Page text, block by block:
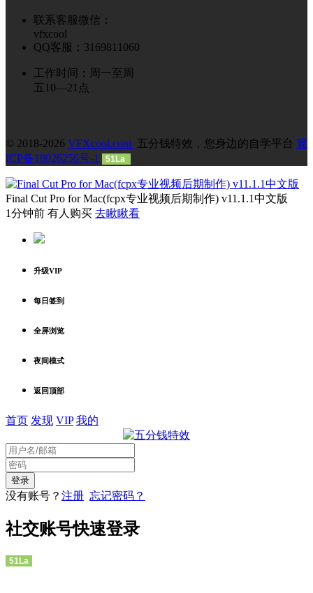
联系客服微信：
vfxcool
QQ客服：3169811060
工作时间：周一至周
五10—21点
© 2018-2026 VFXcool.com 五分钱特效，您身边的自学平台 冀
ICP备18026256号-1
51La
Final Cut Pro for Mac(fcpx专业视频后期制作) v11.1.1中文版
1分钟前 有人购买 去瞅瞅看
升级VIP
每日签到
全屏浏览
夜间模式
返回顶部
首页 发现 VIP 我的
没有账号？ 注册 忘记密码？
社交账号快速登录
51La